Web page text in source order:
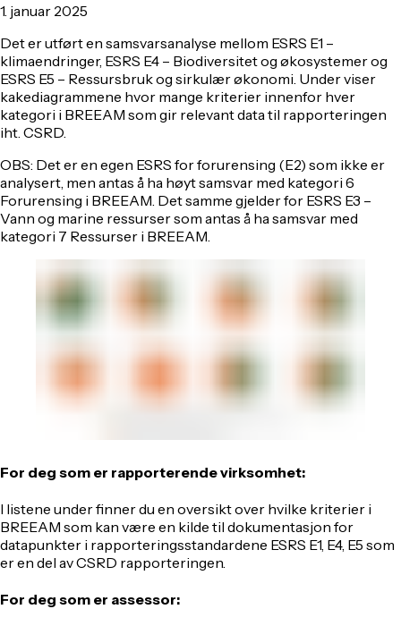
1. januar 2025
Det er utført en samsvarsanalyse mellom ESRS E1 –
klimaendringer, ESRS E4 – Biodiversitet og økosystemer og
ESRS E5 – Ressursbruk og sirkulær økonomi. Under viser
kakediagrammene hvor mange kriterier innenfor hver
kategori i BREEAM som gir relevant data til rapporteringen
iht. CSRD.
OBS: Det er en egen ESRS for forurensing (E2) som ikke er
analysert, men antas å ha høyt samsvar med kategori 6
Forurensing i BREEAM. Det samme gjelder for ESRS E3 –
Vann og marine ressurser som antas å ha samsvar med
kategori 7 Ressurser i BREEAM.
For deg som er rapporterende virksomhet:
I listene under finner du en oversikt over hvilke kriterier i
BREEAM som kan være en kilde til dokumentasjon for
datapunkter i rapporteringsstandardene ESRS E1, E4, E5 som
er en del av CSRD rapporteringen.
For deg som er assessor: